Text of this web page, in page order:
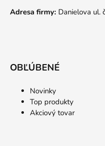
Adresa firmy: Danielova ul.
OBĽÚBENÉ
Novinky
Top produkty
Akciový tovar